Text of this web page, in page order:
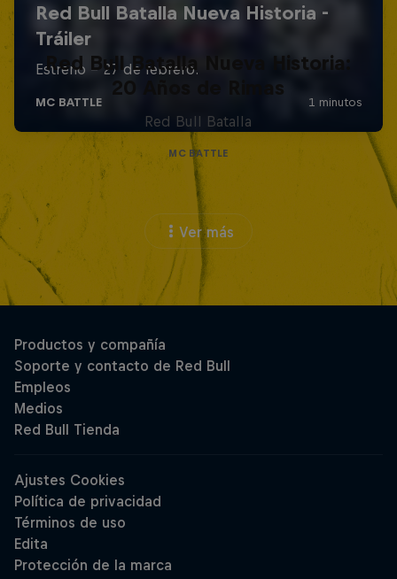
Red Bull Batalla Nueva Historia:
20 Años de Rimas
Red Bull Batalla
MC BATTLE
Ver más